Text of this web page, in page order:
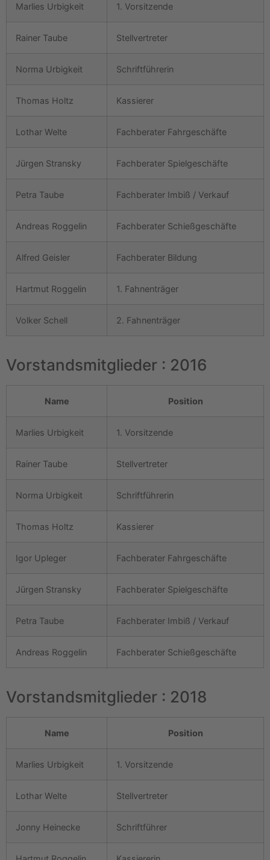
Marlies Urbigkeit 1. Vorsitzende
Rainer Taube Stellvertreter
Norma Urbigkeit Schriftführerin
Thomas Holtz Kassierer
Lothar Welte Fachberater Fahrgeschäfte
Jürgen Stransky Fachberater Spielgeschäfte
Petra Taube Fachberater Imbiß / Verkauf
Andreas Roggelin Fachberater Schießgeschäfte
Alfred Geisler Fachberater Bildung
Hartmut Roggelin 1. Fahnenträger
Volker Schell 2. Fahnenträger
Vorstandsmitglieder : 2016
Name Position
Marlies Urbigkeit 1. Vorsitzende
Rainer Taube Stellvertreter
Norma Urbigkeit Schriftführerin
Thomas Holtz Kassierer
Igor Upleger Fachberater Fahrgeschäfte
Jürgen Stransky Fachberater Spielgeschäfte
Petra Taube Fachberater Imbiß / Verkauf
Andreas Roggelin Fachberater Schießgeschäfte
Vorstandsmitglieder : 2018
Name Position
Marlies Urbigkeit 1. Vorsitzende
Lothar Welte Stellvertreter
Jonny Heinecke Schriftführer